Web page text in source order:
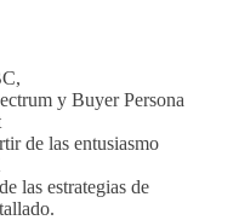
y Buyer Persona
de las entusiasmo
las estrategias de